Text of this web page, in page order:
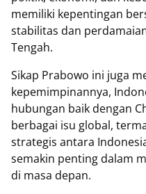
memiliki kepentingan
stabilitas dan
Tengah.
Sikap Prabowo ini juga
kepemimpinannya,
hubungan baik dengan
berbagai isu global,
strategis antara
semakin penting dalam
di masa depan.